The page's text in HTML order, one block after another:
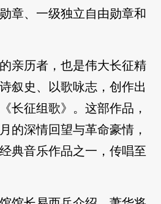
章、一级独立自由勋章和
亲历者，也是伟大长征精
叙史、以歌咏志，创作出
长征组歌》。这部作品，
的深情回望与革命豪情，
典音乐作品之一，传唱至